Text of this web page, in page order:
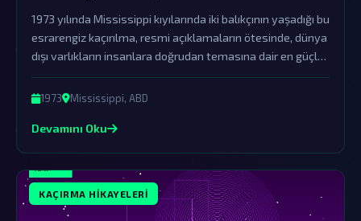
1973 yılında Mississippi kıyılarında iki balıkçının yaşadığı bu
esrarengiz kaçırılma, resmi açıklamaların ötesinde, dünya
dışı varlıkların insanlara doğrudan temasına dair en güçlü
kanıt olarak kabul edilir. Hükümetin örtbas çabaları ve
yaşananların gerçekliği, paranormal olayları anlamaya
1973 Mississippi, ABD
Devamını Oku
KAÇIRMA HIKAYELERI